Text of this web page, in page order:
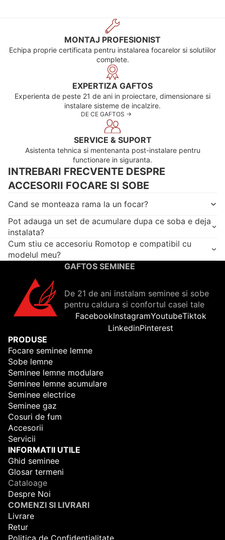
MONTAJ PROFESIONIST
Echipa proprie certificata pentru instalarea focarelor si solutiilor
complete.
EXPERTIZA GAFTOS
Experienta de peste 21 de ani in proiectare, dimensionare si
instalare sisteme de incalzire.
DE CE GAFTOS ->
SERVICE & SUPORT
Asistenta tehnica si mentenanta post-instalare pentru
functionare in siguranta.
INTREBARI FRECVENTE DESPRE
ACCESORII FOCARE SI SOBE
Cand se monteaza rama la un focar?
Pot adauga un set de acumulare dupa ce soba e deja
instalata?
Cum stiu ce accesoriu Romotop e compatibil cu
modelul meu?
GAFTOS SEMINEE
De 21 de ani instalam seminee si sobe
pentru caldura si confortul casei tale
FacebookInstagramYoutubeTiktok
LinkedinPinterest
PRODUSE
Focare seminee lemne
Sobe lemne
Seminee lemne modulare
Seminee lemne acumulare
Seminee electrice
Seminee gaz
Cosuri de fum
Accesorii
Servicii
INFORMATII UTILE
Ghid seminee
Glosar termeni
Cataloage
Despre Noi
COMENZI SI LIVRARI
Livrare
Retur